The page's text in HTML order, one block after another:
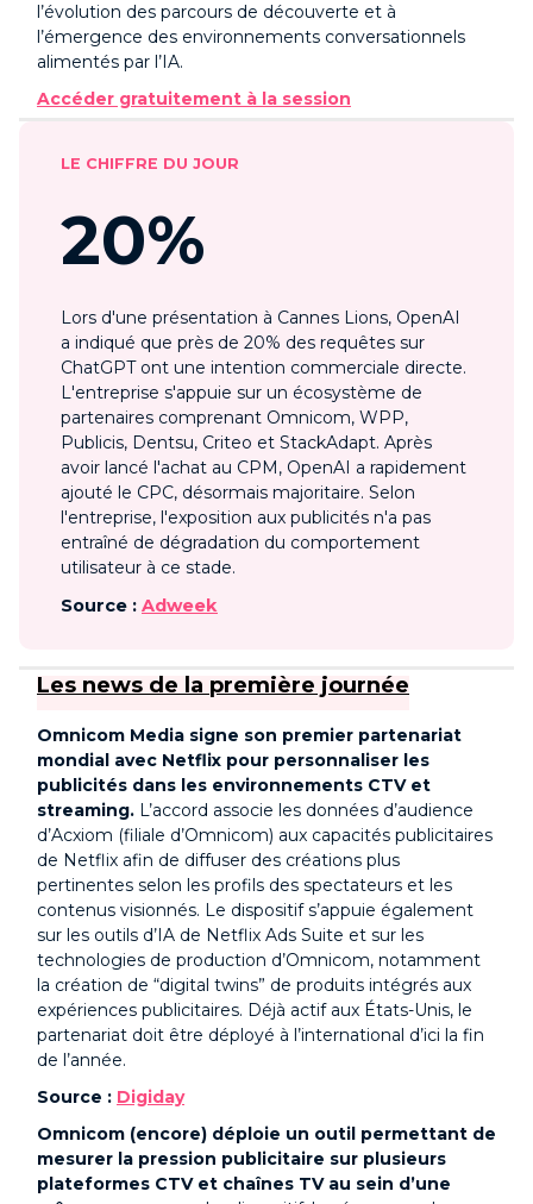
l’évolution des parcours de découverte et à
l’émergence des environnements conversationnels
alimentés par l’IA.
Accéder gratuitement à la session
LE CHIFFRE DU JOUR
20%
Lors d'une présentation à Cannes Lions, OpenAI
a indiqué que près de 20% des requêtes sur
ChatGPT ont une intention commerciale directe.
L'entreprise s'appuie sur un écosystème de
partenaires comprenant Omnicom, WPP,
Publicis, Dentsu, Criteo et StackAdapt. Après
avoir lancé l'achat au CPM, OpenAI a rapidement
ajouté le CPC, désormais majoritaire. Selon
l'entreprise, l'exposition aux publicités n'a pas
entraîné de dégradation du comportement
utilisateur à ce stade.
Source : Adweek
Les news de la première journée
Omnicom Media signe son premier partenariat
mondial avec Netflix pour personnaliser les
publicités dans les environnements CTV et
streaming. L’accord associe les données d’audience
d’Acxiom (filiale d’Omnicom) aux capacités publicitaires
de Netflix afin de diffuser des créations plus
pertinentes selon les profils des spectateurs et les
contenus visionnés. Le dispositif s’appuie également
sur les outils d’IA de Netflix Ads Suite et sur les
technologies de production d’Omnicom, notamment
la création de “digital twins” de produits intégrés aux
expériences publicitaires. Déjà actif aux États-Unis, le
partenariat doit être déployé à l’international d’ici la fin
de l’année.
Source : Digiday
Omnicom (encore) déploie un outil permettant de
mesurer la pression publicitaire sur plusieurs
plateformes CTV et chaînes TV au sein d’une